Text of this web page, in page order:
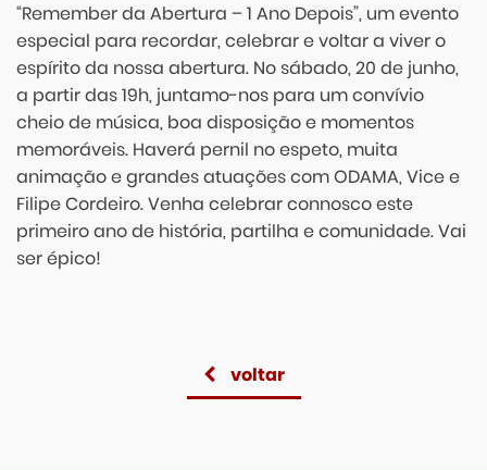
“Remember da Abertura – 1 Ano Depois”, um evento
especial para recordar, celebrar e voltar a viver o
espírito da nossa abertura. No sábado, 20 de junho,
a partir das 19h, juntamo-nos para um convívio
cheio de música, boa disposição e momentos
memoráveis. Haverá pernil no espeto, muita
animação e grandes atuações com ODAMA, Vice e
Filipe Cordeiro. Venha celebrar connosco este
primeiro ano de história, partilha e comunidade. Vai
ser épico!
voltar